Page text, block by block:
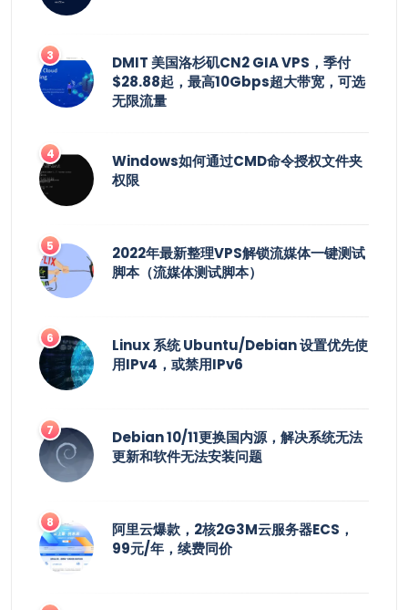
DMIT 美国洛杉矶CN2 GIA VPS，季付
$28.88起，最高10Gbps超大带宽，可选
无限流量
Windows如何通过CMD命令授权文件夹
权限
2022年最新整理VPS解锁流媒体一键测试
脚本（流媒体测试脚本）
Linux 系统 Ubuntu/Debian 设置优先使
用IPv4，或禁用IPv6
Debian 10/11更换国内源，解决系统无法
更新和软件无法安装问题
阿里云爆款，2核2G3M云服务器ECS，
99元/年，续费同价